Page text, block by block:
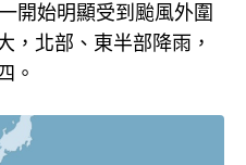
開始明顯受到颱風外圍
，北部、東半部降雨，
。